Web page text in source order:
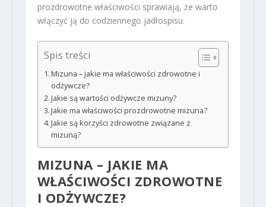
prozdrowotne właściwości sprawiają, że warto
włączyć ją do codziennego jadłospisu.
Spis treści
Mizuna – jakie ma właściwości zdrowotne i
odżywcze?
Jakie są wartości odżywcze mizuny?
Jakie ma właściwości prozdrowotne mizuna?
Jakie są korzyści zdrowotne związane z
mizuną?
MIZUNA – JAKIE MA
WŁAŚCIWOŚCI ZDROWOTNE
I ODŻYWCZE?